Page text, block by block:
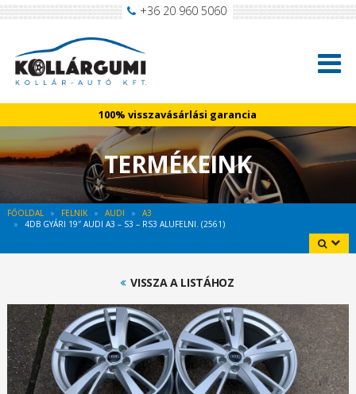
+36 20 960 5060
100% visszavásárlási garancia
TERMÉKEINK
FŐOLDAL FELNIK AUDI
A3
4DB GYÁRI 19″ AUDI A3 – S3 – RS3 ALUFELNI. (2561)
VISSZA A LISTÁHOZ